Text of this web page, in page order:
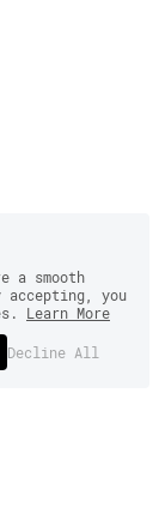
a smooth
accepting, you
Learn More
Decline All